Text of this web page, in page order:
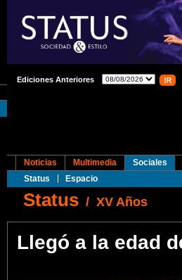
Ediciones Anteriores
Noticias Multimedia
Sociales
Status
Espacio
Status / XV Años
Llegó a la edad